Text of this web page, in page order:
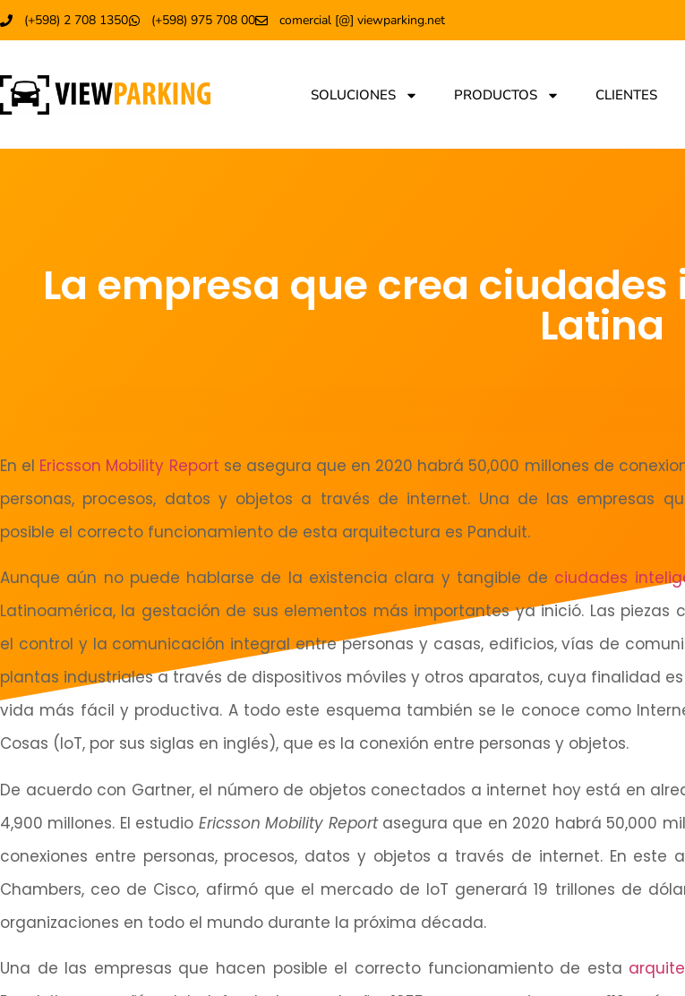
(+598) 2 708 1350 (+598) 975 708 00 comercial [@] viewparking.net
SOLUCIONES PRODUCTOS CLIENTES
La empresa que crea
Latina
En el Ericsson Mobility Report se asegura que en 2020 habrá 50,000 millones de
personas, procesos, datos y objetos a través de internet. Una de las empresas
posible el correcto funcionamiento de esta arquitectura es Panduit.
Aunque aún no puede hablarse de la existencia clara y tangible de ciudades
Latinoamérica, la gestación de sus elementos más importantes ya inició. Las piezas
el control y la comunicación integral entre personas y casas, edificios, vías de
plantas industriales a través de dispositivos móviles y otros aparatos, cuya finalidad
vida más fácil y productiva. A todo este esquema también se le conoce como
Cosas (IoT, por sus siglas en inglés), que es la conexión entre personas y objetos.
De acuerdo con Gartner, el número de objetos conectados a internet hoy está en
4,900 millones. El estudio Ericsson Mobility Report asegura que en 2020 habrá 50,000
conexiones entre personas, procesos, datos y objetos a través de internet. En este
Chambers, ceo de Cisco, afirmó que el mercado de IoT generará 19 trillones de
organizaciones en todo el mundo durante la próxima década.
Una de las empresas que hacen posible el correcto funcionamiento de esta